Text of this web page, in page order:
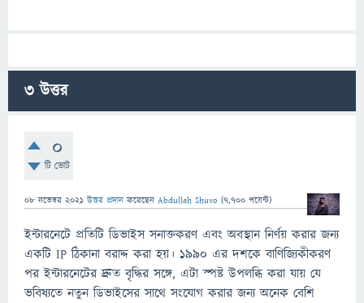
3উত্তর
0
টি ভোট
08 নভেম্বর 2021 উত্তর প্রদান করেছেন Abdullah Shuvo (7,700 পয়েন্ট)
ইন্টারনেটে প্রতিটি ডিভাইস সনাক্তকরণ এবং অবস্থান নির্ণয় করার জন্য
একটি IP ঠিকানা বরাদ্দ করা হয়। 1990 এর দশকে বাণিজ্যিকীকরণ
পর ইন্টারনেটের দ্রুত বৃদ্ধির সঙ্গে, এটা স্পষ্ট উপলব্ধি করা যায় যে
ভবিষ্যতে নতুন ডিভাইসের সাথে সংযোগ করার জন্য অনেক বেশি